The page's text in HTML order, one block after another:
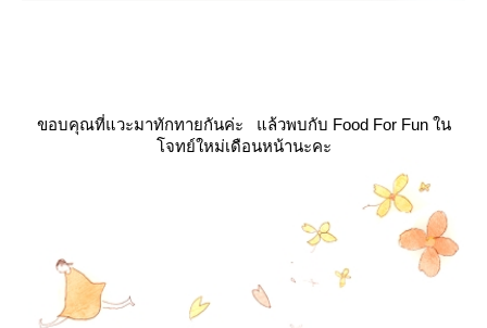
ขอบคุณที่แวะมาทักทายกันค่ะ แล้วพบกับ Food For Fun ใน
จทย์ใหม่เดือนหน้านะคะ